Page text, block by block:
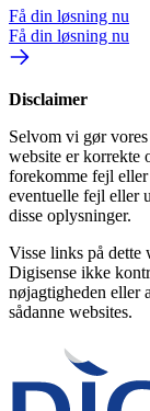
Få din løsning nu
Få din løsning nu
Disclaimer
Selvom vi gør
website er korrekte
forekomme fejl
eventuelle fejl eller
disse oplysninger.
Visse links på dette
Digisense ikke
nøjagtigheden eller
sådanne websites.